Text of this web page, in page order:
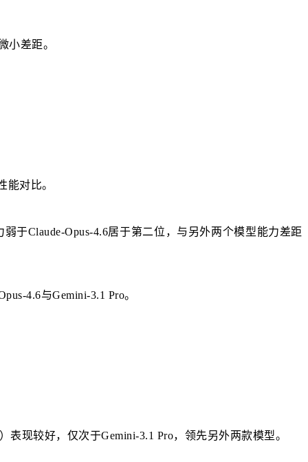
小差距。
能对比。
于Claude-Opus-4.6居于第二位，与另外两个模型能力差距
4.6与Gemini-3.1 Pro。
现较好，仅次于Gemini-3.1 Pro，领先另外两款模型。